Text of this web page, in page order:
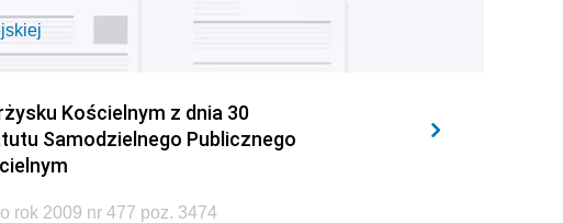
Kościelnym z dnia 30
Samodzielnego Publicznego
rok 2009 nr 477 poz. 3474